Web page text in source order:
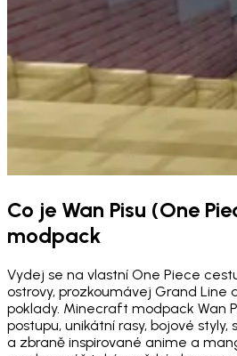
Co je Wan Pisu (One
modpack
Vydej se na vlastní One Piece
ostrovy, prozkoumávej Grand Line
poklady. Minecraft modpack Wan
postupu, unikátní rasy, bojové styly,
a zbraně inspirované anime a